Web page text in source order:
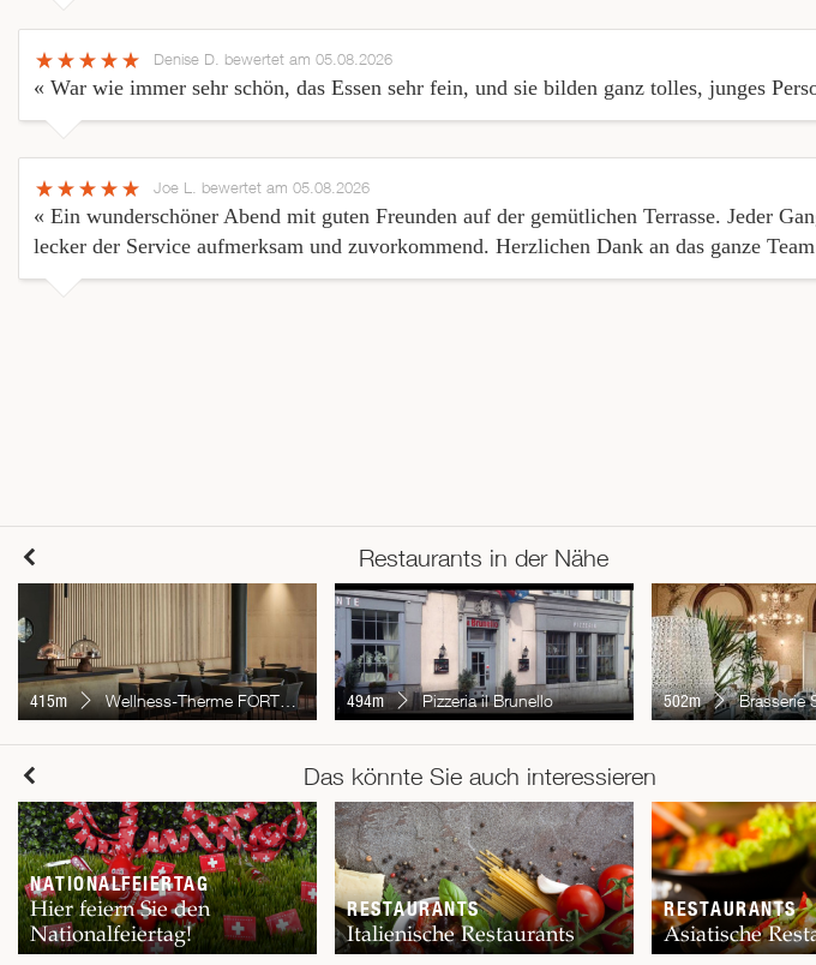
Denise D. bewertet am 05.08.2026
« War wie immer sehr schön, das Essen sehr fein, und sie bilden ganz tolles, junges
Joe L. bewertet am 05.08.2026
« Ein wunderschöner Abend mit guten Freunden auf der gemütlichen Terrasse. Jeder
lecker der Service aufmerksam und zuvorkommend. Herzlichen Dank an das ganze
Restaurants in der Nähe
415m Wellness-Therme FORTYSEVEN 494m Pizzeria il Brunello 502m Brasserie
Das könnte Sie auch interessieren
NATIONALFEIERTAG
Hier feiern Sie den
Nationalfeiertag!
RESTAURANTS
Italienische Restaurants
RESTAURANTS
Asiatische